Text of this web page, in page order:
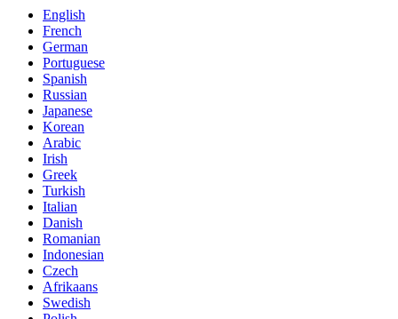
English
French
German
Portuguese
Spanish
Russian
Japanese
Korean
Arabic
Irish
Greek
Turkish
Italian
Danish
Romanian
Indonesian
Czech
Afrikaans
Swedish